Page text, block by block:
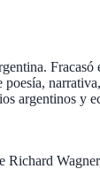
argentinos y
Richard